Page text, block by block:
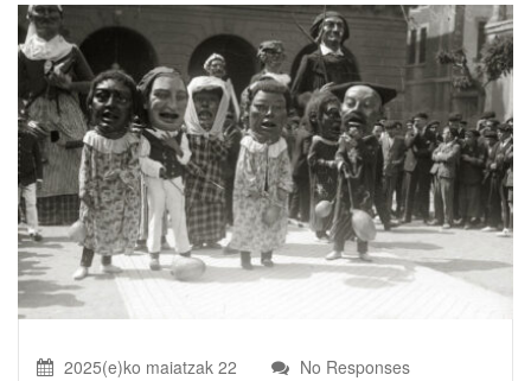
2025(e)ko maiatzak 22 No Responses